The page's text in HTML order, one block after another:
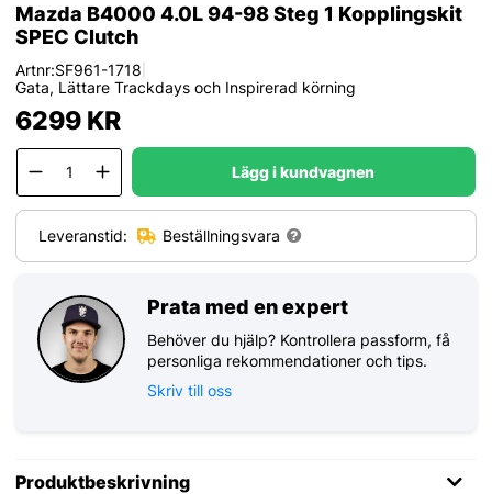
Mazda B4000 4.0L 94-98 Steg 1 Kopplingskit
SPEC Clutch
Artnr:SF961-1718
Gata, Lättare Trackdays och Inspirerad körning
6299KR
Lägg i kundvagnen
Leveranstid: Beställningsvara
Prata med en expert
Behöver du hjälp? Kontrollera passform, få
personliga rekommendationer och tips.
Skriv till oss
Produktbeskrivning